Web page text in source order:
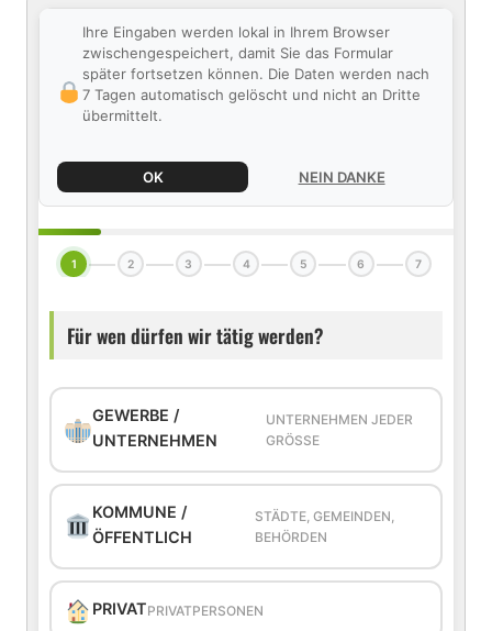
Ihre Eingaben werden lokal in Ihrem Browser
zwischengespeichert, damit Sie das Formular
später fortsetzen können. Die Daten werden nach
7 Tagen automatisch gelöscht und nicht an Dritte
übermittelt.
OK NEIN DANKE
1 2 3 4 5 6 7
Für wen dürfen wir tätig werden?
GEWERBE /
UNTERNEHMEN
UNTERNEHMEN JEDER
GRÖSSE
KOMMUNE /
ÖFFENTLICH
STÄDTE, GEMEINDEN,
BEHÖRDEN
PRIVATPRIVATPERSONEN